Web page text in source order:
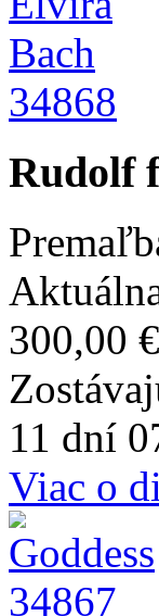
34868
Rudolf
300,00 €
11 dní
Viac o
34867